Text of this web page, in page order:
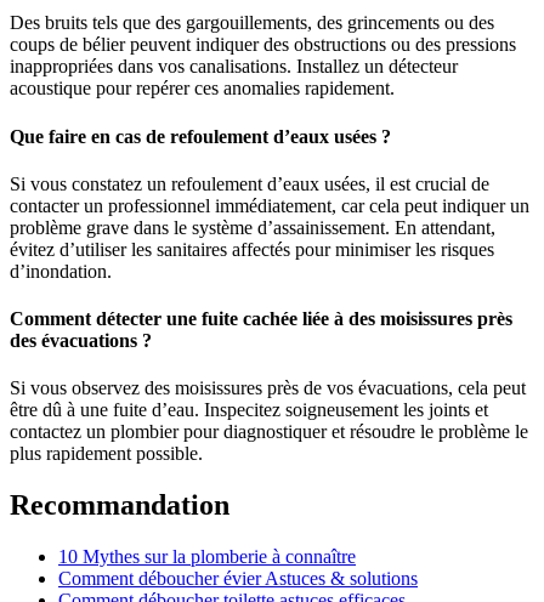
Des bruits tels que des gargouillements, des grincements ou des
coups de bélier peuvent indiquer des obstructions ou des pressions
inappropriées dans vos canalisations. Installez un détecteur
acoustique pour repérer ces anomalies rapidement.
Que faire en cas de refoulement d’eaux usées ?
Si vous constatez un refoulement d’eaux usées, il est crucial de
contacter un professionnel immédiatement, car cela peut indiquer un
problème grave dans le système d’assainissement. En attendant,
évitez d’utiliser les sanitaires affectés pour minimiser les risques
d’inondation.
Comment détecter une fuite cachée liée à des moisissures près
des évacuations ?
Si vous observez des moisissures près de vos évacuations, cela peut
être dû à une fuite d’eau. Inspecitez soigneusement les joints et
contactez un plombier pour diagnostiquer et résoudre le problème le
plus rapidement possible.
Recommandation
10 Mythes sur la plomberie à connaître
Comment déboucher évier Astuces & solutions